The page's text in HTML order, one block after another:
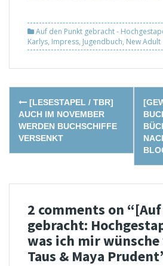
Auf den Punkt gebracht -
Karlys, Impress, Jugendbuch, New Adult
Post
navigation
[LESESTAPEL / TBR]
AUCH IM NOVEMBER
WERDEN BUCHSCHIFFE
VERSENKT
2 comments on “
gebracht:
was ich mir wünsche
Taus & Maya Prudent